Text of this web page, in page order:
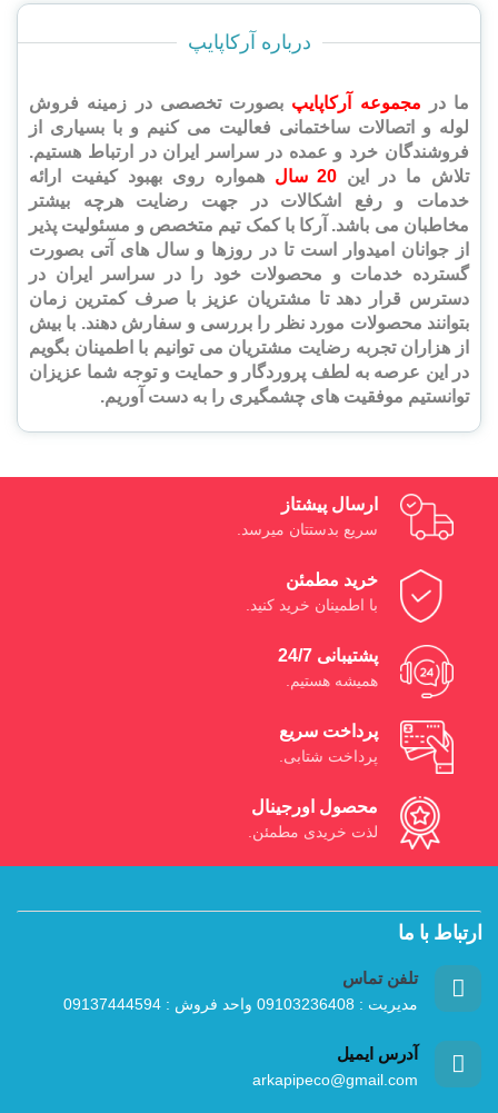
درباره آرکاپایپ
ما در مجموعه آرکاپایپ بصورت تخصصیدر زمینه فروش
لوله و اتصالات ساختمانی فعالیت می کنیم و با بسیاری از
فروشندگان خرد و عمده در سراسر ایران در ارتباط هستیم.
تلاش ما در این 20 سال همواره روی بهبودکیفیت ارائه
خدمات و رفع اشکالات در جهت رضایت هرچه بیشتر
مخاطبان می باشد. آرکا با کمک تیم متخصص و مسئولیت پذیر
از جوانان امیدوار است تا در روزها و سال های آتی بصورت
گسترده خدمات و محصولات خود را در سراسر ایران در
دسترس قرار دهد تا مشتریان عزیز با صرف کمترین زمان
بتوانند محصولات مورد نظر را بررسی و سفارش دهند. با بیش
از هزاران تجربه رضایت مشتریان می توانیم با اطمینان بگویم
در این عرصه به لطف پروردگار و حمایت و توجه شما عزیزان
توانستیم موفقیت های چشمگیری را به دست آوریم.
ارسال پیشتاز
سریع بدستتان میرسد.
خرید مطمئن
با اطمینان خرید کنید.
پشتیبانی 24/7
همیشه هستیم.
پرداخت سریع
پرداخت شتابی.
محصول اورجینال
لذت خریدی مطمئن.
ارتباط با ما
تلفن تماس
مدیریت : 09103236408 واحد فروش : 09137444594
آدرس ایمیل
arkapipeco@gmail.com